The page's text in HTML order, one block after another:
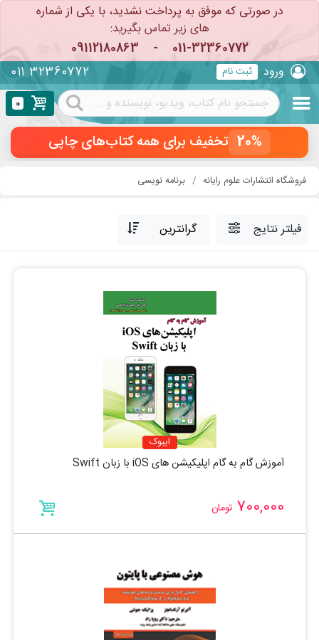
در صورتی که موفق به پرداخت نشدید، با یکی از شماره
های زیر تماس بگیرید:
011-32360772
-
09112180863
ثبت نام ورود 011 32360772
0
20% تخفیف برای همه کتاب‌های چاپی
فروشگاه انتشارات علوم رایانه برنامه نویسی
فیلتر نتایج
ایبوک
آموزش گام به گام اپلیکیشن های iOS با زبان Swift
700,000 تومان